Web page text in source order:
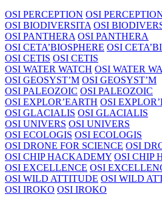
OSI PERCEPTION OSI
OSI BIODIVERSITA OSI
OSI PANTHERA OSI PANTHERA
OSI CETA’BIOSPHERE OSI
OSI CETIS OSI CETIS
OSI WATER WATCH OSI WATER
OSI GEOSYST’M OSI GEOSYST’M
OSI PALEOZOIC OSI PALEOZOIC
OSI EXPLOR’EARTH OSI
OSI GLACIALIS OSI GLACIALIS
OSI UNIVERS OSI UNIVERS
OSI ECOLOGIS OSI ECOLOGIS
OSI DRONE FOR SCIENCE OSI
OSI CHIP HACKADEMY OSI CHIP
OSI EXCELLENCE OSI
OSI WILD ATTITUDE OSI WILD
OSI IROKO OSI IROKO